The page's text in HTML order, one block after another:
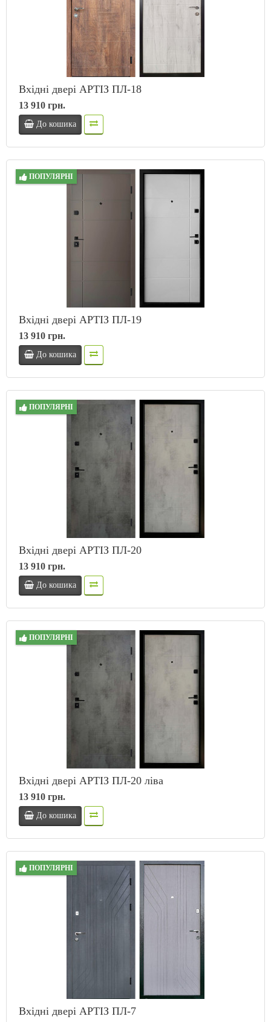
Вхідні двері АРТІЗ ПЛ-18
13 910 грн.
До кошика
ПОПУЛЯРНІ
Вхідні двері АРТІЗ ПЛ-19
13 910 грн.
До кошика
ПОПУЛЯРНІ
Вхідні двері АРТІЗ ПЛ-20
13 910 грн.
До кошика
ПОПУЛЯРНІ
Вхідні двері АРТІЗ ПЛ-20 ліва
13 910 грн.
До кошика
ПОПУЛЯРНІ
Вхідні двері АРТІЗ ПЛ-7